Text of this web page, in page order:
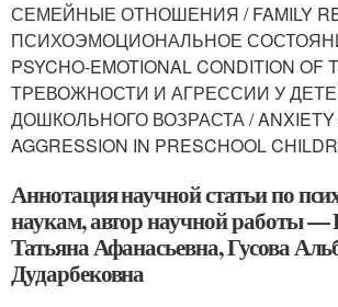
СЕМЕЙНЫЕ ОТНОШЕНИЯ / FAMILY
ПСИХОЭМОЦИОНАЛЬНОЕ
PSYCHO-EMOTIONAL CONDITION OF
ТРЕВОЖНОСТИ И АГРЕССИИ У
ДОШКОЛЬНОГО ВОЗРАСТА / ANXIETY
AGGRESSION IN PRESCHOOL
Аннотация научной статьи по
наукам, автор научной работы —
Татьяна Афанасьевна, Гусова
Дударбековна